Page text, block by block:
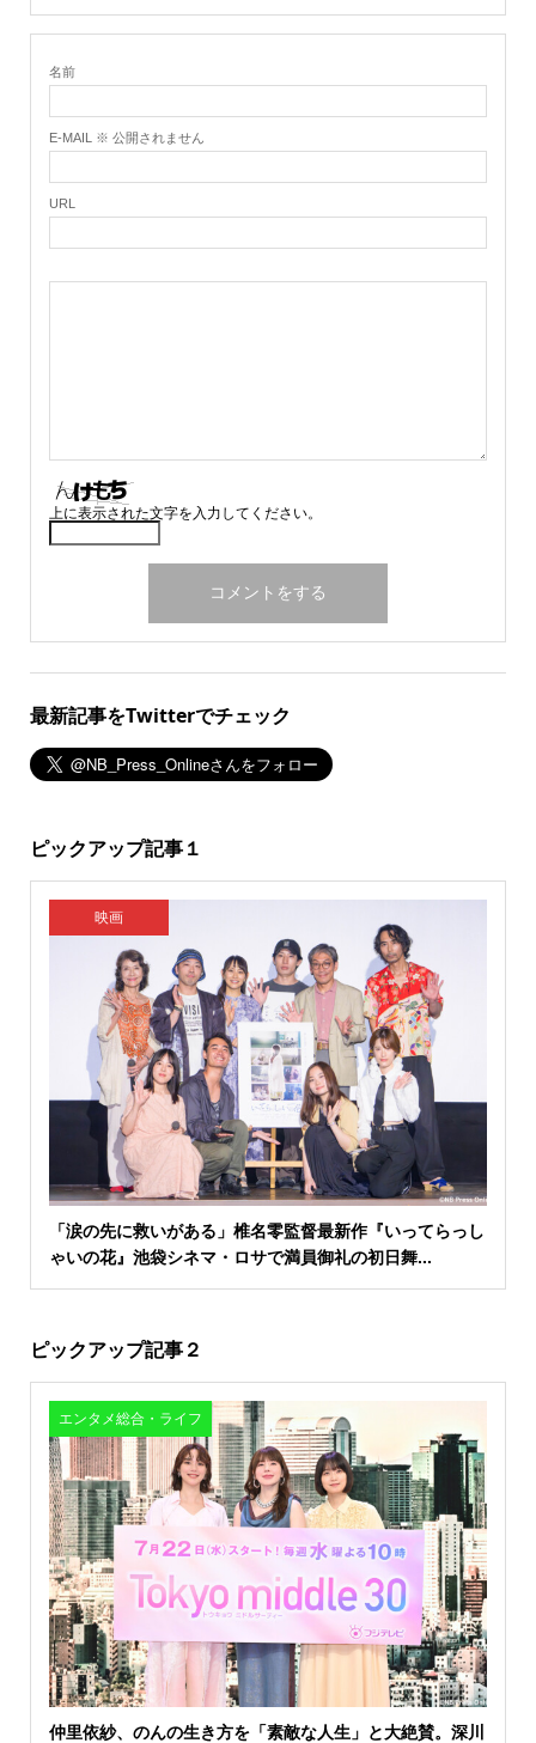
名前
E-MAIL ※ 公開されません
URL
上に表示された文字を入力してください。
最新記事をTwitterでチェック
ピックアップ記事１
映画
「涙の先に救いがある」椎名零監督最新作『いってらっし
ゃいの花』池袋シネマ・ロサで満員御礼の初日舞...
ピックアップ記事２
エンタメ総合・ライフ
仲里依紗、のんの生き方を「素敵な人生」と大絶賛。深川